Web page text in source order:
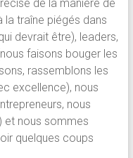
de la manière de
la traîne piégés dans
devrait être), leaders,
faisons bouger les
rassemblons les
excellence), nous
nous
et nous sommes
quelques coups